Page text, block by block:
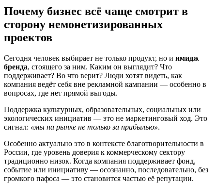
Почему бизнес всё чаще смотрит в
сторону немонетизированных
проектов
Сегодня человек выбирает не только продукт, но и имидж
бренда, стоящего за ним. Каким он выглядит? Что
поддерживает? Во что верит? Люди хотят видеть, как
компания ведёт себя вне рекламной кампании — особенно в
вопросах, где нет прямой выгоды.
Поддержка культурных, образовательных, социальных или
экологических инициатив — это не маркетинговый ход. Это
сигнал: «мы на рынке не только за прибылью».
Особенно актуально это в контексте благотворительности в
России, где уровень доверия к коммерческому сектору
традиционно низок. Когда компания поддерживает фонд,
событие или инициативу — осознанно, последовательно, без
громкого пафоса — это становится частью её репутации.